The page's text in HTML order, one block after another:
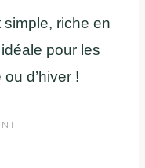
riche en
pour les
d’hiver !